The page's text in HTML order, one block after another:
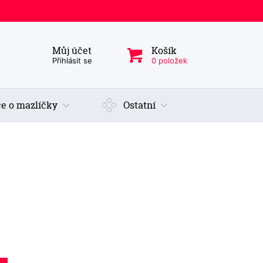
Můj účet
Přihlásit se
Košík
0 položek
produkt, kategorie...
o mazlíčky Ostatní